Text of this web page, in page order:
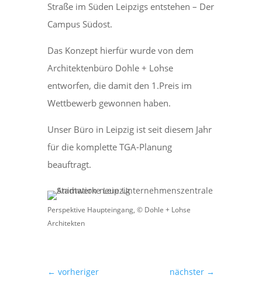
Straße im Süden Leipzigs entstehen – Der
Campus Südost.
Das Konzept hierfür wurde von dem
Architektenbüro Dohle + Lohse
entworfen, die damit den 1.Preis im
Wettbewerb gewonnen haben.
Unser Büro in Leipzig ist seit diesem Jahr
für die komplette TGA-Planung
beauftragt.
Perspektive Haupteingang, © Dohle + Lohse
Architekten
← vorheriger nächster →